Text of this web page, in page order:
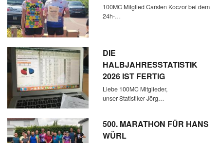
100MC Mitglied Carsten Koczor bei dem
24h-…
DIE
HALBJAHRESSTATISTIK
2026 IST FERTIG
Liebe 100MC Mitglieder,
unser Statistiker Jörg…
500. MARATHON FÜR HANS
WÜRL